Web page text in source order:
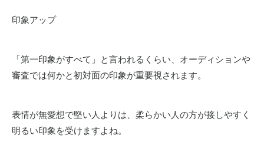
印象アップ
「第一印象がすべて」と言われるくらい、オーディションや
審査では何かと初対面の印象が重要視されます。
表情が無愛想で堅い人よりは、柔らかい人の方が接しやすく
明るい印象を受けますよね。